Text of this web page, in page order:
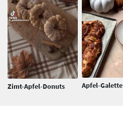
Zimt-Apfel-Donuts Apfel-Galette